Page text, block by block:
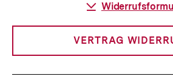
Download-
VERTRAG